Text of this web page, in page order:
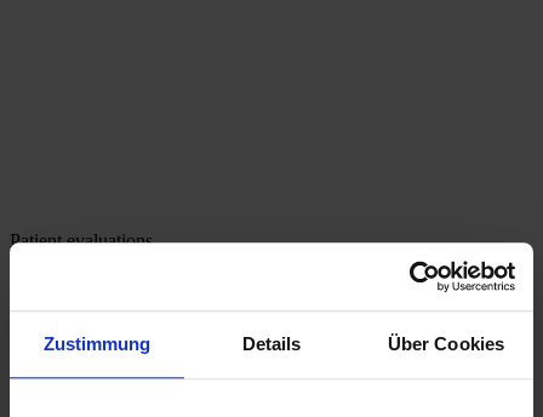
Zustimmung Details Über Cookies
Patient evaluations